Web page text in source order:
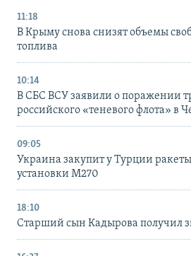
11:18
В Крыму снова снизят объемы
топлива
10:14
В СБС ВСУ заявили о поражении
российского «теневого флота» в
09:05
Украина закупит у Турции
установки M270
18:10
Старший сын Кадырова получил